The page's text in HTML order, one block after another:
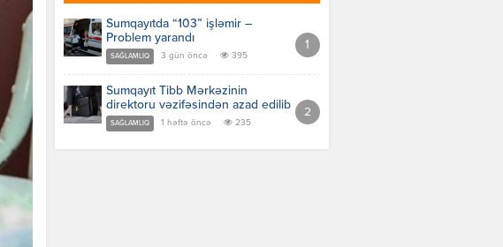
Sumqayıtda “103” işləmir –
Problem yarandı
SAĞLAMLIQ 3 gün öncə 395
Sumqayıt Tibb Mərkəzinin
direktoru vəzifəsindən azad edilib
SAĞLAMLIQ 1 həftə öncə 235